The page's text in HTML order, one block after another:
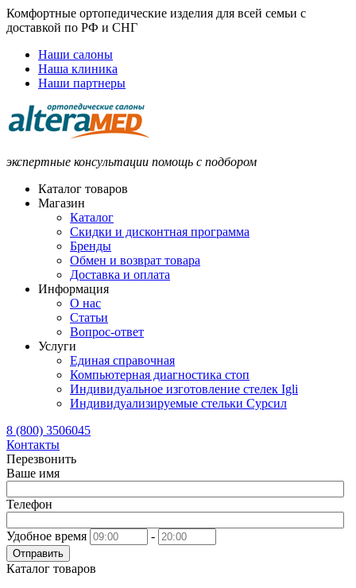
Комфортные ортопедические изделия для всей семьи с
доставкой по РФ и СНГ
Наши салоны
Наша клиника
Наши партнеры
экспертные консультации помощь с подбором
Каталог товаров
Магазин
Каталог
Скидки и дисконтная программа
Бренды
Обмен и возврат товара
Доставка и оплата
Информация
О нас
Статьи
Вопрос-ответ
Услуги
Единая справочная
Компьютерная диагностика стоп
Индивидуальное изготовление стелек Igli
Индивидуализируемые стельки Сурсил
8 (800) 3506045
Контакты
Перезвонить
Ваше имя
Телефон
Удобное время -
Отправить
Каталог товаров